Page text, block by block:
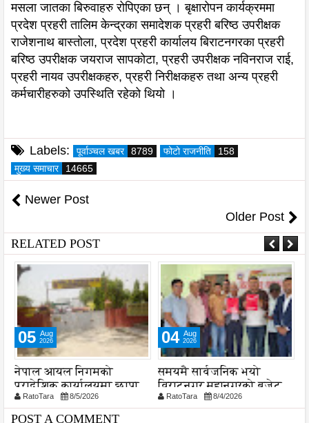
मसला जातका बिरुवाहरु रोपिएका छन् । बृक्षारोपन कार्यक्रममा
प्रदेश प्रहरी तालिम केन्द्रका समादेशक प्रहरी बरिष्ठ उपरीक्षक
राजेशनाथ बास्तोला, प्रदेश प्रहरी कार्यालय बिराटनगरका प्रहरी
बरिष्ठ उपरीक्षक जयराज सापकोटा, प्रहरी उपरीक्षक नविनराज राई,
प्रहरी नायव उपरीक्षकहरु, प्रहरी निरीक्षकहरु तथा अन्य प्रहरी
कर्मचारीहरुको उपस्थिति रहेको थियो ।
Labels: पूर्वाञ्चल खबर 8789 फोटो राजनीति
158
मुख्य समाचार
14665
Newer Post
Older Post
RELATED POST
05 Aug
2026
नेपाल आयल निगमको
प्रादेशिक कार्यालयमा छापा
RatoTara 8/5/2026
04 Aug
2026
समयमै सार्वजनिक भयो
विराटनगर महानगरको बजेट
पुस्तिका, कार्यान्वयन प्रक्रिया
पनि सुरु
RatoTara 8/4/2026
POST A COMMENT